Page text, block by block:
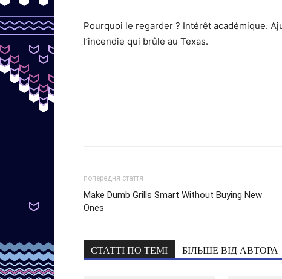
Pourquoi le regarder ? Intérêt académique.
l’incendie qui brûle au Texas.
попередня стаття
Make Dumb Grills Smart Without Buying New
Ones
СТАТТІ ПО ТЕМІ БІЛЬШЕ ВІД АВТОРА